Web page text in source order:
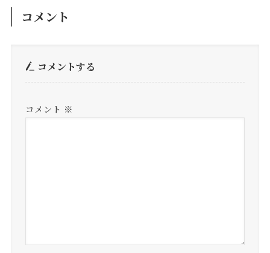
コメント
コメントする
コメント ※